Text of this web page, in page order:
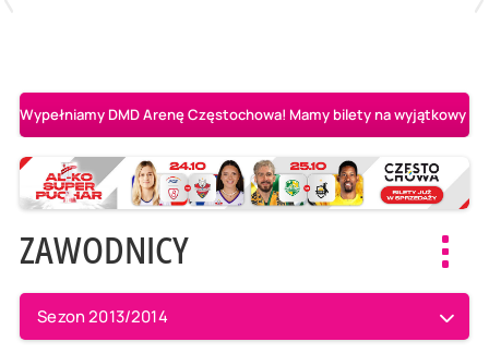
Wypełniamy DMD Arenę Częstochowa! Mamy bilety na wyjątkowy
ZAWODNICY
Sezon 2013/2014